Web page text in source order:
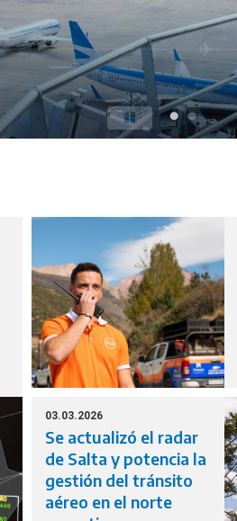
03.03.2026
Se actualizó el radar
de Salta y potencia la
gestión del tránsito
aéreo en el norte